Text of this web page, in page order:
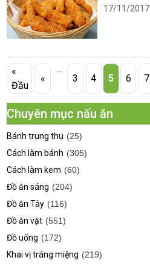
17/11/2017
«
Đầu
« 3 4 5 6 7
Chuyên mục nấu ăn
Bánh trung thu (25)
Cách làm bánh (305)
Cách làm kem (60)
Đồ ăn sáng (204)
Đồ ăn Tây (116)
Đồ ăn vặt (551)
Đồ uống (172)
Khai vị tráng miệng (219)